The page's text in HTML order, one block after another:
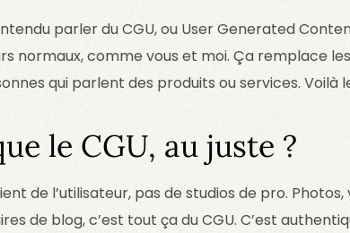
parler du CGU, ou User Generated
normaux, comme vous et moi. Ça remplace
qui parlent des produits ou services. Voilà
le CGU, au juste ?
de l’utilisateur, pas de studios de pro.
de blog, c’est tout ça du CGU. C’est